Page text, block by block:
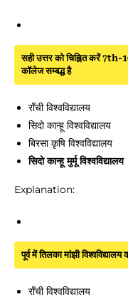
सही उत्तर को चिह्नित करें
कॉलेज सम्बद्ध है
राँची विश्वविद्यालय
सिदो कान्हू विश्वविद्यालय
बिरसा कृषि विश्वविद्यालय
सिदो कान्हू मुर्मू विश्वविद्यालय
Explanation:
पूर्व में तिलका मांझी
राँची विश्वविद्यालय